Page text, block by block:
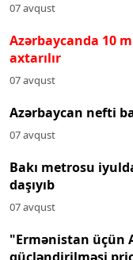
07 avqust
Azərbaycanda 10
axtarılır
07 avqust
Azərbaycan nefti
07 avqust
Bakı metrosu
daşıyıb
07 avqust
"Ermənistan üçün